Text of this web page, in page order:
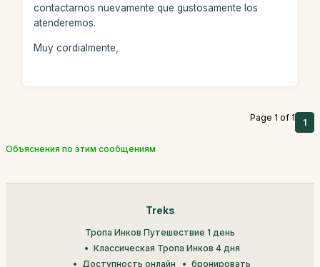
contactarnos nuevamente que gustosamente los
atenderemos.
Muy cordialmente,
Page 1 of 1 1
Объяснения по этим сообщениям
Treks
Тропа Инков Путешествие 1 день
Классическая Тропа Инков 4 дня
Доступность онлайн
бронировать